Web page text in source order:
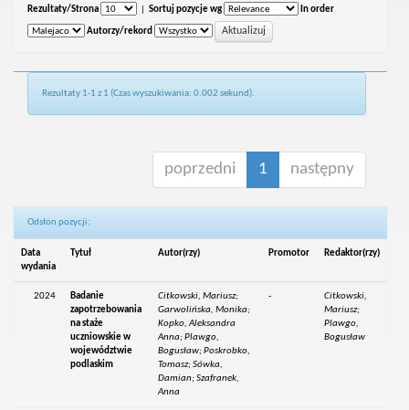
Rezultaty/Strona Sortuj pozycje wg In order
Autorzy/rekord
Rezultaty 1-1 z 1 (Czas wyszukiwania: 0.002 sekund).
poprzedni 1 następny
Odsłon pozycji:
Data
wydania
Tytuł Autor(rzy) Promotor Redaktor(rzy)
2024
Badanie
zapotrzebowania
na staże
uczniowskie w
województwie
podlaskim
Citkowski, Mariusz;
Garwolińska, Monika;
Kopko, Aleksandra
Anna; Plawgo,
Bogusław; Poskrobko,
Tomasz; Sówka,
Damian; Szafranek,
Anna
-
Citkowski,
Mariusz;
Plawgo,
Bogusław